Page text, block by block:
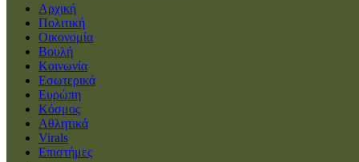
Αρχική
Πολιτική
Οικονομία
Βουλή
Κοινωνία
Εσωτερικά
Ευρώπη
Κόσμος
Αθλητικά
Virals
Επιστήμες